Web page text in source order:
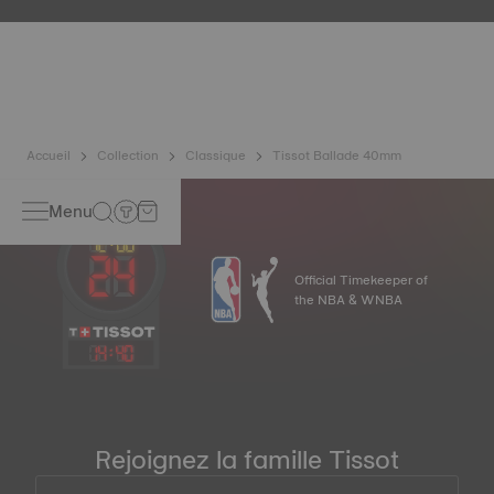
pression, ainsi qu'à la pénétration de liquides, de gaz et de
Accueil Collection Classique Tissot Ballade 40mm
Menu
14:40
Official Timekeeper of
the NBA & WNBA
Rejoignez la famille Tissot